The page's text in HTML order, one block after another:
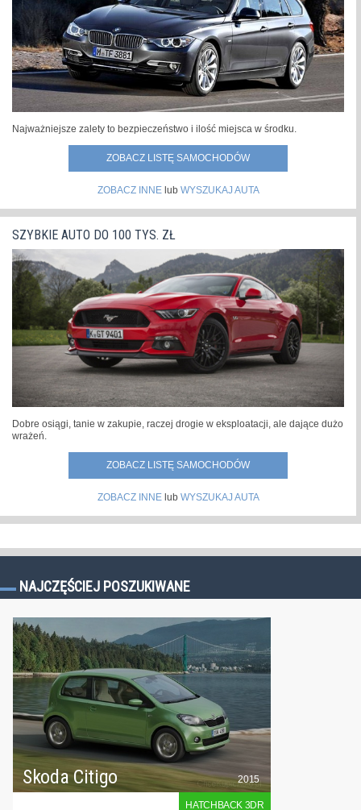
Najważniejsze zalety to bezpieczeństwo i ilość miejsca w środku.
ZOBACZ LISTĘ SAMOCHODÓW
ZOBACZ INNElub WYSZUKAJ AUTA
SZYBKIE AUTO DO 100 TYS. ZŁ
Dobre osiągi, tanie w zakupie, raczej drogie w eksploatacji, ale dające dużo
wrażeń.
ZOBACZ LISTĘ SAMOCHODÓW
ZOBACZ INNElub WYSZUKAJ AUTA
NAJCZĘŚCIEJ POSZUKIWANE
Skoda Citigo 2015
HATCHBACK 3DR